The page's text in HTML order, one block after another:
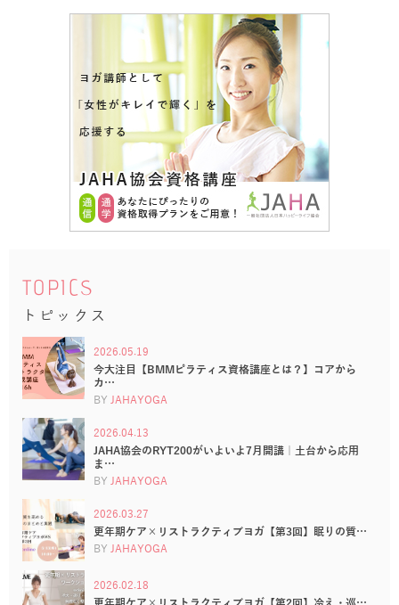
TOPICS
トピックス
2026.05.19
今大注目【BMMピラティス資格講座とは？】コアから
カ…
BY JAHAYOGA
2026.04.13
JAHA協会のRYT200がいよいよ7月開講｜土台から応用
ま…
BY JAHAYOGA
2026.03.27
更年期ケア×リストラクティブヨガ【第3回】眠りの質…
BY JAHAYOGA
2026.02.18